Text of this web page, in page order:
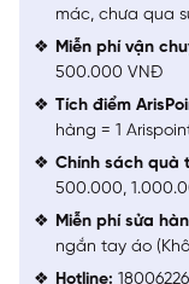
mác, chưa qua
Miễn phí vận
500.000 VNĐ
Tích điểm
hàng = 1
Chính sách quà
500.000,
Miễn phí sửa
ngắn tay áo
Hotline: